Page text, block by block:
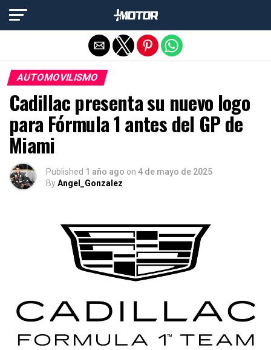
AUTOMOVILISMO
Cadillac presenta su nuevo logo
para Fórmula 1 antes del GP de
Miami
Published 1 año ago on 4 de mayo de 2025
ByAngel_Gonzalez
Salir de la versión móvil